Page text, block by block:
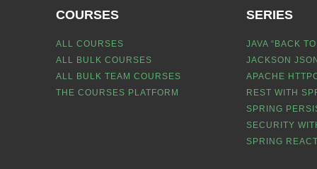
COURSES
ALL COURSES
ALL BULK COURSES
ALL BULK TEAM COURSES
THE COURSES PLATFORM
SERIES
JAVA “BACK
JACKSON
APACHE
REST WITH
SPRING
SECURITY
SPRING